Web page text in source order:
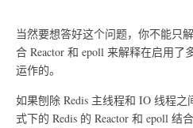
当然要想答好这个问题，你不能只
合 Reactor 和 epoll 来解释在启用了
运作的。
如果刨除 Redis 主线程和 IO 线程
式下的 Redis 的 Reactor 和 epoll